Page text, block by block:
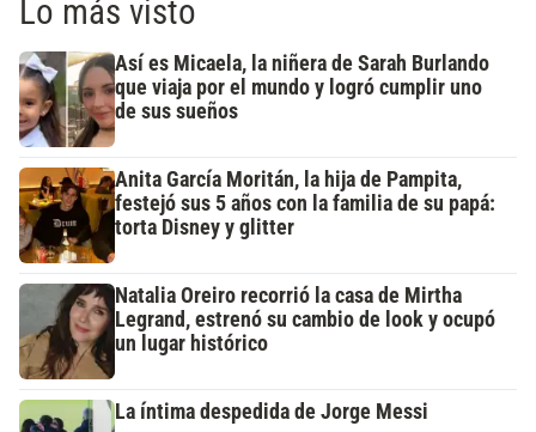
Lo más visto
Así es Micaela, la niñera de Sarah Burlando
que viaja por el mundo y logró cumplir uno
de sus sueños
Anita García Moritán, la hija de Pampita,
festejó sus 5 años con la familia de su papá:
torta Disney y glitter
Natalia Oreiro recorrió la casa de Mirtha
Legrand, estrenó su cambio de look y ocupó
un lugar histórico
La íntima despedida de Jorge Messi